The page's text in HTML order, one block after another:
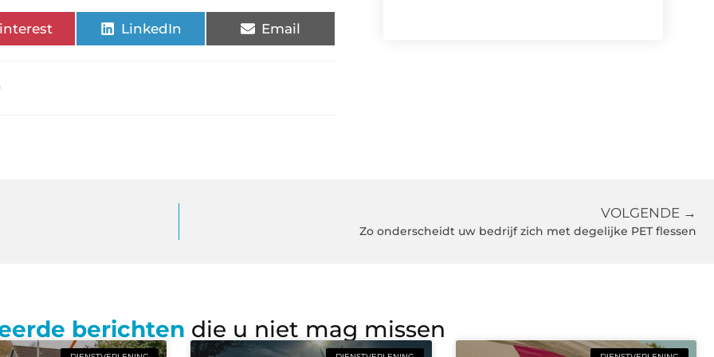
LinkedIn Email
VOLGENDE →
Zo onderscheidt uw bedrijf zich met degelijke PET flessen
berichten die u niet mag missen